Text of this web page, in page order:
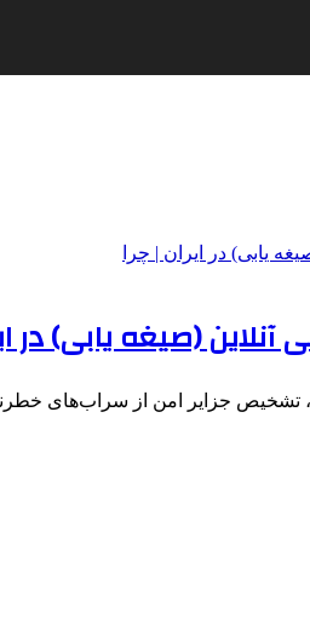
(صیغه یابی) در
تشخیص جزایر امن از سراب‌های